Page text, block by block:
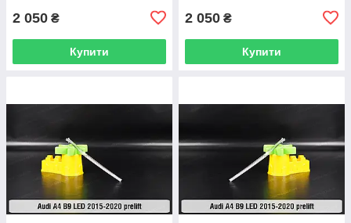
2 050 ₴
Купити
2 050 ₴
Купити